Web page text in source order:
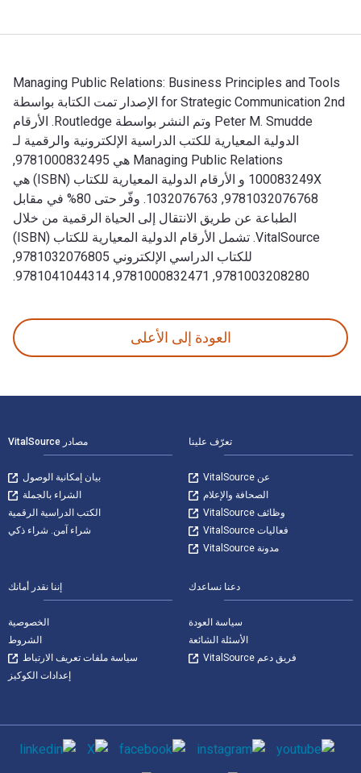
Managing Public Relations: Business Principles and Tools
for Strategic Communication 2nd الإصدار تمت الكتابة بواسطة
Peter M. Smudde وتم النشر بواسطة Routledge. الأرقام
الدولية المعيارية للكتب الدراسية الإلكترونية والرقمية لـ
Managing Public Relations هي 9781000832495,
100083249X و الأرقام الدولية المعيارية للكتاب (ISBN) هي
9781032076768, 1032076763. وفّر حتى 80% في مقابل
الطباعة عن طريق الانتقال إلى الحياة الرقمية من خلال
VitalSource. تشمل الأرقام الدولية المعيارية للكتاب (ISBN)
للكتاب الدراسي الإلكتروني 9781032076805,
9781003208280, 9781000832471, 9781041044314.
العودة إلى الأعلى
تعرّف علينا
عن VitalSource
الصحافة والإعلام
وظائف VitalSource
فعاليات VitalSource
مدونة VitalSource
مصادر VitalSource
بيان إمكانية الوصول
الشراء بالجملة
الكتب الدراسية الرقمية
شراء آمن. شراء ذكي
دعنا نساعدك
سياسة العودة
الأسئلة الشائعة
فريق دعم VitalSource
إننا نقدر أمانك
الخصوصية
الشروط
سياسة ملفات تعريف الارتباط
إعدادات الكوكيز
وسائل التواصل الاجتماعي